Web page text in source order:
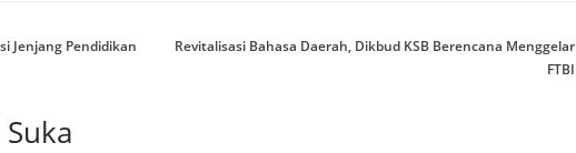
Jenjang Pendidikan
Revitalisasi Bahasa Daerah, Dikbud KSB Berencana Menggelar
FTBI